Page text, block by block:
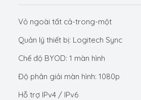
Vỏ ngoài tất cả-trong-một
Quản lý thiết bị: Logitech Sync
Chế độ BYOD: 1 màn hình
Độ phân giải màn hình: 1080p
Hỗ trợ IPv4 / IPv6